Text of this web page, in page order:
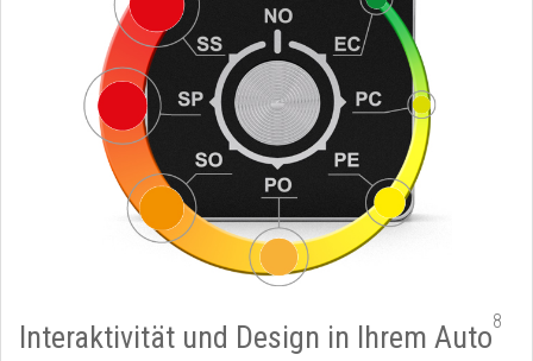
Interaktivität und Design in Ihrem Auto8